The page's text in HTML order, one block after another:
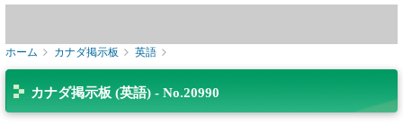
ホーム カナダ掲示板 英語
カナダ掲示板 (英語) - No.20990